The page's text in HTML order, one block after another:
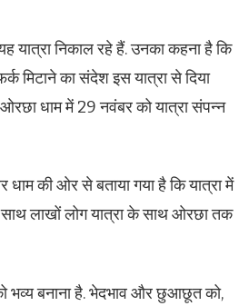
निकाल रहे हैं. उनका कहना है कि
मिटाने का संदेश इस यात्रा से दिया
धाम में 29 नवंबर को यात्रा संपन्न
धाम की ओर से बताया गया है कि यात्रा में
लाखों लोग यात्रा के साथ ओरछा तक
भव्य बनाना है. भेदभाव और छुआछूत को,